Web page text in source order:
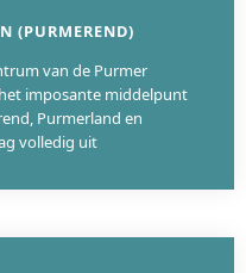
(PURMEREND)
van de Purmer
imposante middelpunt
Purmerland en
volledig uit